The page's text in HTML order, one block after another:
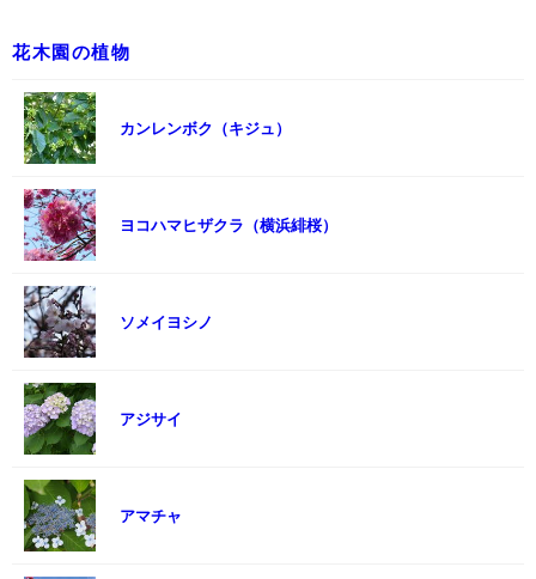
花木園の植物
カンレンボク（キジュ）
ヨコハマヒザクラ（横浜緋桜）
ソメイヨシノ
アジサイ
アマチャ